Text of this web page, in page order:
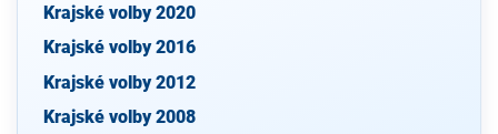
Krajské volby 2020
Krajské volby 2016
Krajské volby 2012
Krajské volby 2008